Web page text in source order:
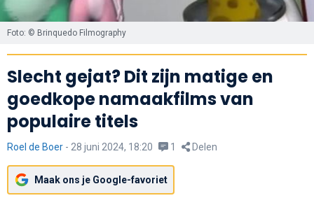
Foto: © Brinquedo Filmography
Slecht gejat? Dit zijn matige en
goedkope namaakfilms van
populaire titels
Roel de Boer - 28 juni 2024, 18:20 1 Delen
Maak ons je Google-favoriet